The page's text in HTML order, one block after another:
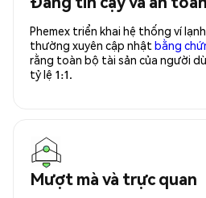
Phemex triển khai hệ thống ví
thường xuyên cập nhật bằng
rằng toàn bộ tài sản của người
tỷ lệ 1:1.
Mượt mà và trực quan